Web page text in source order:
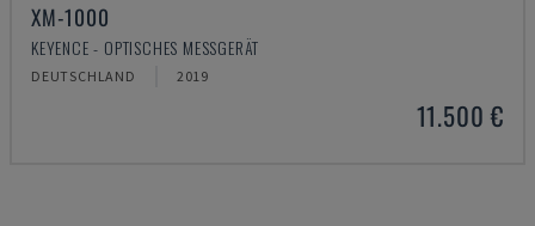
XM-1000
KEYENCE - OPTISCHES MESSGERÄT
DEUTSCHLAND 2019
11.500 €